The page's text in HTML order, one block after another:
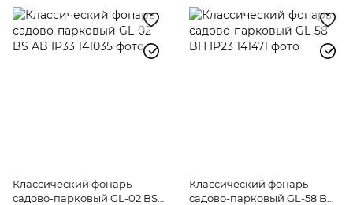
Классический фонарь
садово-парковый GL-02 BS
Классический фонарь
садово-парковый GL-58 BH